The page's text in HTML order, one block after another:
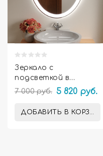
Зеркало с
подсветкой в
ванную комнату
7 000 руб. 5 820 руб.
ДОБАВИТЬ В КОРЗИНУ